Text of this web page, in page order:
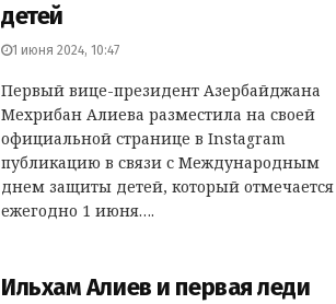
детей
1 июня 2024, 10:47
Первый вице-президент Азербайджана
Мехрибан Алиева разместила на своей
официальной странице в Instagram
публикацию в связи с Международным
днем защиты детей, который отмечается
ежегодно 1 июня….
Ильхам Алиев и первая леди